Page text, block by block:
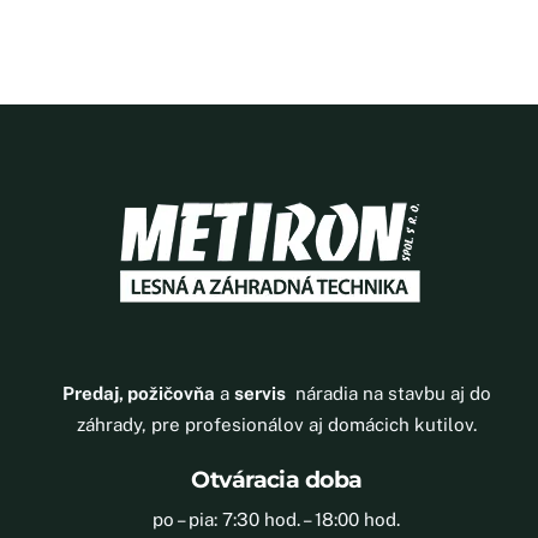
Predaj, požičovňa a servisnáradia na stavbu aj do
záhrady, pre profesionálov aj domácich kutilov.
Otváracia doba
po – pia: 7:30 hod. – 18:00 hod.